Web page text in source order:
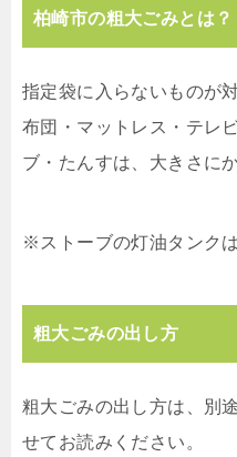
柏崎市の粗大ごみとは？
指定袋に入らないものが
布団・マットレス・テレ
ブ・たんすは、大きさに
※ストーブの灯油タンク
粗大ごみの出し方
粗大ごみの出し方は、別
せてお読みください。